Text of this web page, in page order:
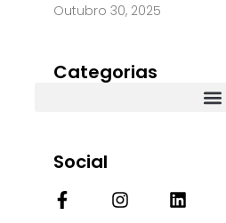
Outubro 30, 2025
Categorias
Social